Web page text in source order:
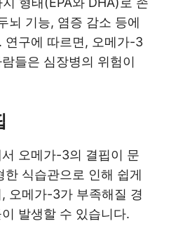
뇌 기능, 염증 감소 등에
연구에 따르면, 오메가-3
들은 심장병의 위험이
오메가-3의 결핍이 문
식습관으로 인해 쉽게
오메가-3가 부족해질 경
발생할 수 있습니다.